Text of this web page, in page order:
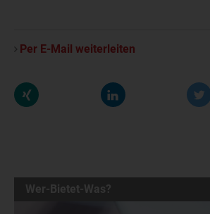
Per E-Mail weiterleiten
Wer-Bietet-Was?